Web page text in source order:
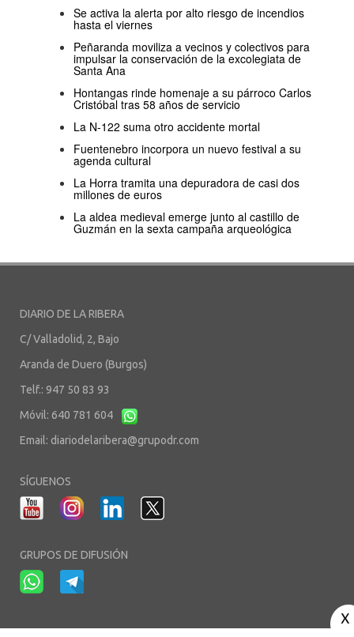
Se activa la alerta por alto riesgo de incendios
hasta el viernes
Peñaranda moviliza a vecinos y colectivos para
impulsar la conservación de la excolegiata de
Santa Ana
Hontangas rinde homenaje a su párroco Carlos
Cristóbal tras 58 años de servicio
La N-122 suma otro accidente mortal
Fuentenebro incorpora un nuevo festival a su
agenda cultural
La Horra tramita una depuradora de casi dos
millones de euros
La aldea medieval emerge junto al castillo de
Guzmán en la sexta campaña arqueológica
DIARIO DE LA RIBERA
C/ Valladolid, 2, Bajo
Aranda de Duero (Burgos)
Telf.: 947 50 83 93
Móvil: 640 781 604
Email: diariodelaribera@grupodr.com
SÍGUENOS
GRUPOS DE DIFUSIÓN